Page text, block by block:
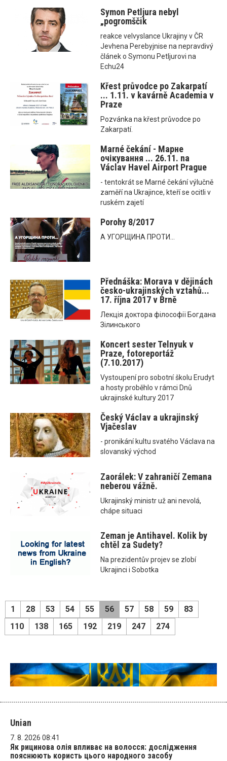
Symon Petljura nebyl
„pogromščik
reakce velvyslance Ukrajiny v ČR
Jevhena Perebyjnise na nepravdivý
článek o Symonu Petljurovi na
Echu24
Křest průvodce po Zakarpatí
... 1.11. v kavárně Academia v
Praze
Pozvánka na křest průvodce po
Zakarpatí.
Marné čekání - Марне
очікування ... 26.11. na
Václav Havel Airport Prague
- tentokrát se Marné čekání výlučně
zaměří na Ukrajince, kteří se ocitli v
ruském zajetí
Porohy 8/2017
А УГОРЩИНА ПРОТИ...
Přednáška: Morava v dějinách
česko-ukrajinských vztahů...
17. října 2017 v Brně
Лекція доктора філософії Богдана
Зілинського
Koncert sester Telnyuk v
Praze, fotoreportáž
(7.10.2017)
Vystoupení pro sobotní školu Erudyt
a hosty proběhlo v rámci Dnů
ukrajinské kultury 2017
Český Václav a ukrajinský
Vjačeslav
- pronikání kultu svatého Václava na
slovanský východ
Zaorálek: V zahraničí Zemana
neberou vážně.
Ukrajinský ministr už ani nevolá,
chápe situaci
Zeman je Antihavel. Kolik by
chtěl za Sudety?
Na prezidentův projev se zlobí
Ukrajinci i Sobotka
1 28 53 54 55 56 57 58 59
83
110
138 165 192 219 247 274
Unian
7. 8. 2026 08:41
Як рицинова олія впливає на волосся: дослідження
пояснюють користь цього народного засобу